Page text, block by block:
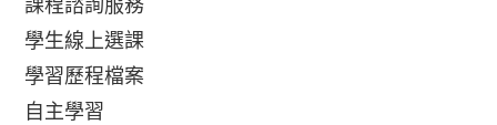
學生線上選課
學習歷程檔案
自主學習